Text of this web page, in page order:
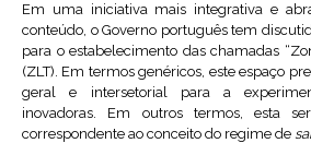
Em uma iniciativa mais integrativa e
conteúdo, o Governo português tem
para o estabelecimento das chamadas
(ZLT). Em termos genéricos, este espaço
geral e intersetorial para a
inovadoras. Em outros termos, esta
correspondente ao conceito do regime de